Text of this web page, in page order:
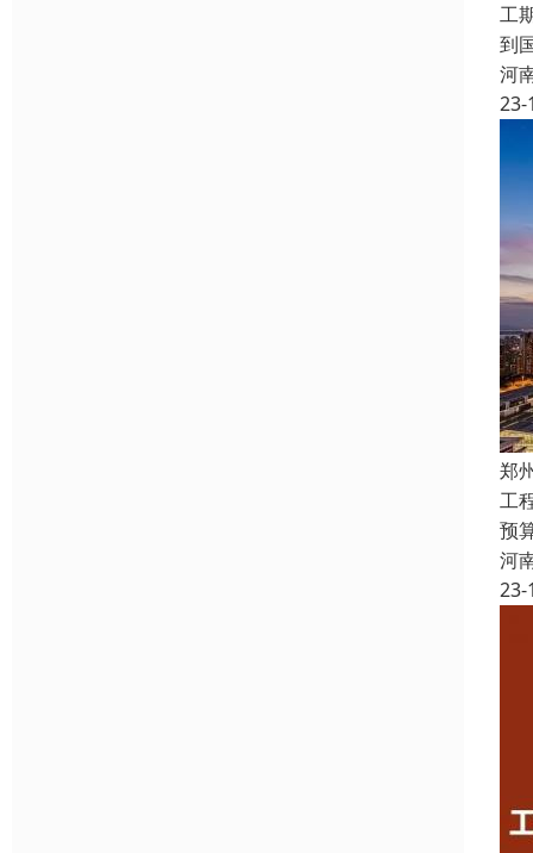
工
到
河
23-
郑
工
预
河
23-